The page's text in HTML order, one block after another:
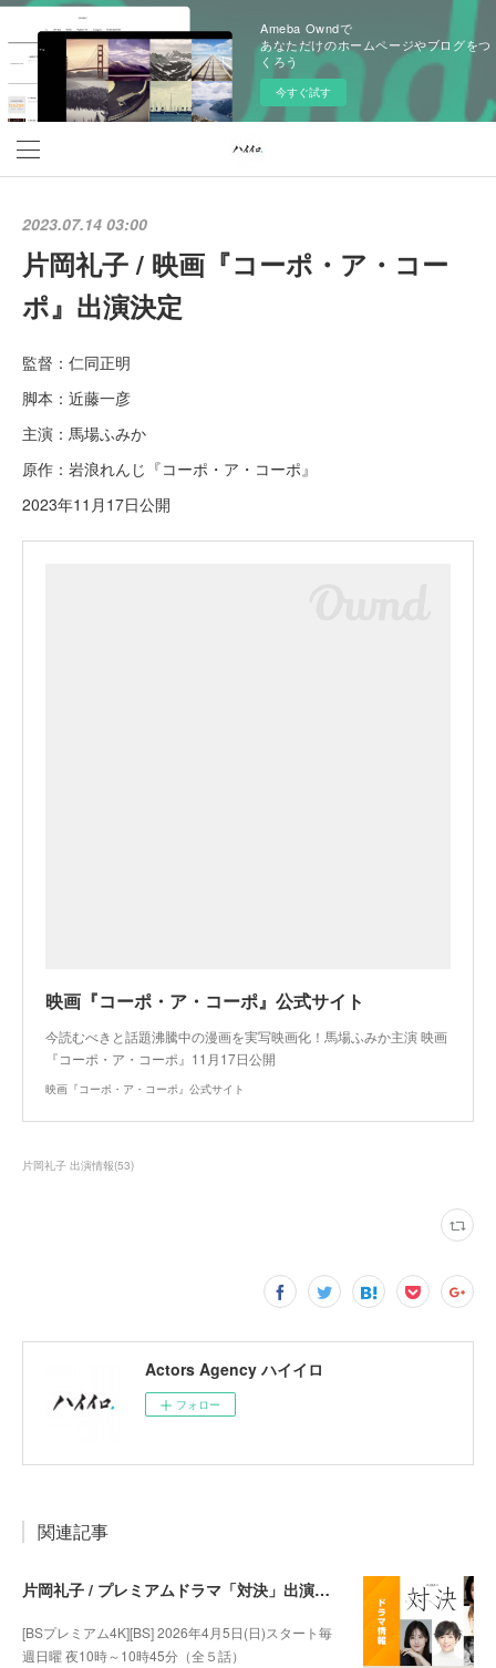
Ameba Owndで
あなただけのホームページやブログをつ
くろう
今すぐ試す
2023.07.14 03:00
片岡礼子 / 映画『コーポ・ア・コー
ポ』出演決定
監督：仁同正明
脚本：近藤一彦
主演：馬場ふみか
原作：岩浪れんじ『コーポ・ア・コーポ』
2023年11月17日公開
映画『コーポ・ア・コーポ』公式サイト
今読むべきと話題沸騰中の漫画を実写映画化！馬場ふみか主演 映画
『コーポ・ア・コーポ』11月17日公開
映画『コーポ・ア・コーポ』公式サイト
片岡礼子 出演情報(53)
Actors Agency ハイイロ
フォロー
関連記事
片岡礼子 / プレミアムドラマ「対決」出演決定
[BSプレミアム4K][BS] 2026年4月5日(日)スタート毎
週日曜 夜10時～10時45分（全５話）